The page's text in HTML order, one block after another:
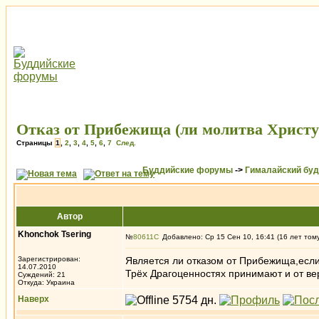
Отказ от Прибежища (ли молитва
Страницы 1 2 3 4 5 6 7 След.
Буддийские форумы -> Гималайский
Автор
Khonchok Tsering
Зарегистрирован:
14.07.2010
Суждений: 21
Откуда: Украина
№80611 Добавлено: Ср 15 Сен 10, 16:41 (16 лет
Является ли отказом от
Трёх Драгоценностях принимают и от
Наверх